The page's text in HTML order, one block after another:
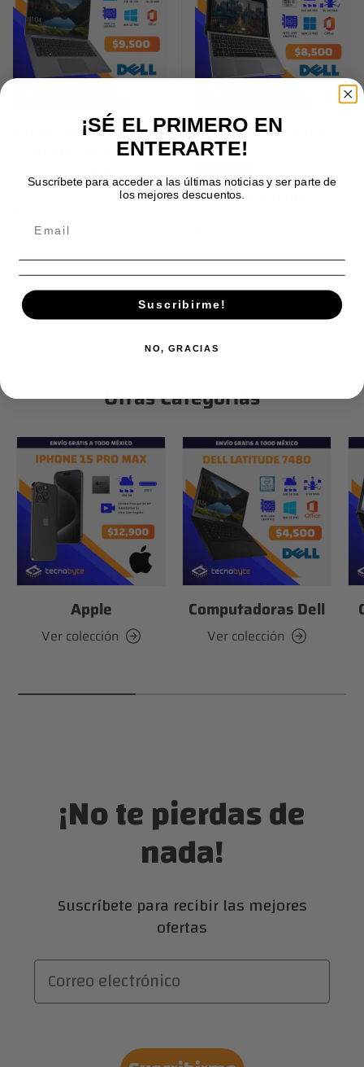
DELL LATITUDE 5430
Core i5 (12va Gen)
Precio normal
Desde$ 9,500.00
unidad)
Elegir opciones
DELL LATITUDE 7210 2
EN 1
Precio normal
Desde$ 8,500.00
Elegir opciones
Otras Categorías
Apple
Ver colección
Computadoras Dell
Ver colección
¡No te pierdas de
nada!
Suscríbete para recibir las mejores
ofertas
Correo electrónico
¡SÉ EL PRIMERO EN
ENTERARTE!
Suscríbete para acceder a las últimas noticias y ser parte de
los mejores descuentos.
Suscribirme!
NO, GRACIAS